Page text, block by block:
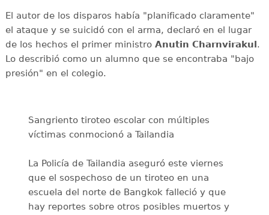
El autor de los disparos había "planificado claramente"
el ataque y se suicidó con el arma, declaró en el lugar
de los hechos el primer ministro Anutin Charnvirakul.
Lo describió como un alumno que se encontraba "bajo
presión" en el colegio.
Sangriento tiroteo escolar con múltiples
víctimas conmocionó a Tailandia
La Policía de Tailandia aseguró este viernes
que el sospechoso de un tiroteo en una
escuela del norte de Bangkok falleció y que
hay reportes sobre otros posibles muertos y